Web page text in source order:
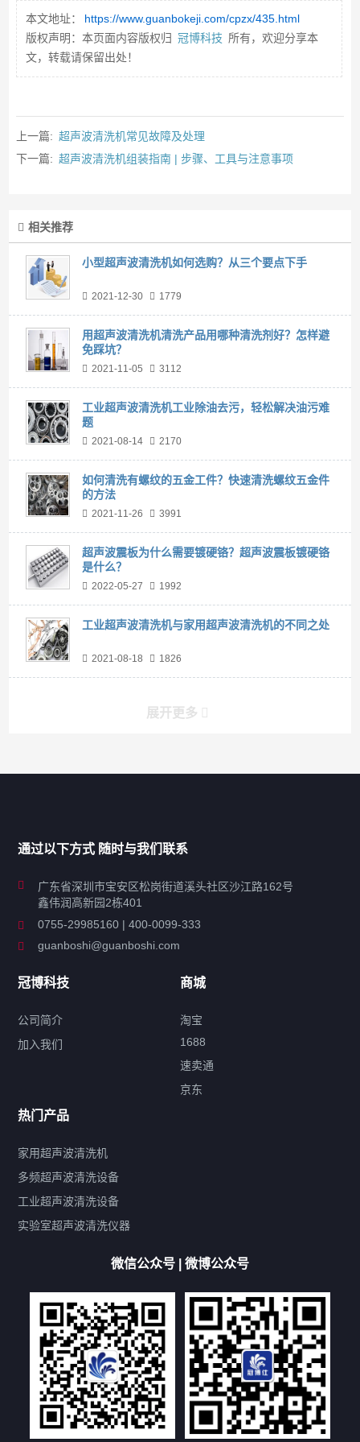
本文地址：
https://www.guanbokeji.com/cpzx/435.html
版权声明：本页面内容版权归 冠博科技 所有，欢迎分享本
文，转载请保留出处！
上一篇: 超声波清洗机常见故障及处理
下一篇: 超声波清洗机组装指南 | 步骤、工具与注意事项
相关推荐
小型超声波清洗机如何选购？从三个要点下手
2021-12-30 1779
用超声波清洗机清洗产品用哪种清洗剂好？怎样避
免踩坑？
2021-11-05 3112
工业超声波清洗机工业除油去污，轻松解决油污难
题
2021-08-14 2170
如何清洗有螺纹的五金工件？快速清洗螺纹五金件
的方法
2021-11-26 3991
超声波震板为什么需要镀硬铬？超声波震板镀硬铬
是什么？
2022-05-27 1992
工业超声波清洗机与家用超声波清洗机的不同之处
2021-08-18 1826
展开更多
工业超声波清洗设备
特种超声波洗净产品
超声波配件
产品标签
鼓泡 升降 抛动
带加热
功率可调
双波脱气
机械旋钮系列
厨具清洗机
超声波振板
高尔夫球杆清洗机
大型单槽带过滤系列
全自动/半自动系列
客户定制非标机参考
双槽三槽四槽五槽多槽系列
轮胎清洗机
多频 扫频
文章标签
超声波清洗机定制
超声波清洗机除油污
超声波清洗机除锈
超声波清洗机洗眼镜
通过以下方式 随时与我们联系
广东省深圳市宝安区松岗街道溪头社区沙江路162号
鑫伟润高新园2栋401
0755-29985160 | 400-0099-333
guanboshi@guanboshi.com
冠博科技
公司简介
加入我们
商城
淘宝
1688
速卖通
京东
热门产品
家用超声波清洗机
多频超声波清洗设备
工业超声波清洗设备
实验室超声波清洗仪器
微信公众号 | 微博公众号